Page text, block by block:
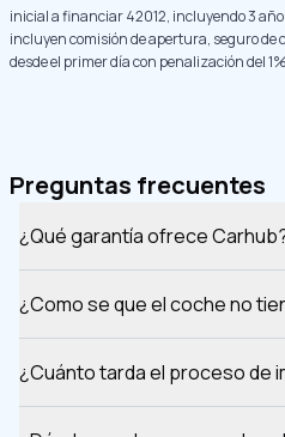
inicial a financiar42012, incluyendo 3
incluyen comisión de apertura, seguro de
desde el primer día con penalización del
Preguntas frecuentes
¿Qué garantía ofrece
¿Como se que el coche no
¿Cuánto tarda el proceso de